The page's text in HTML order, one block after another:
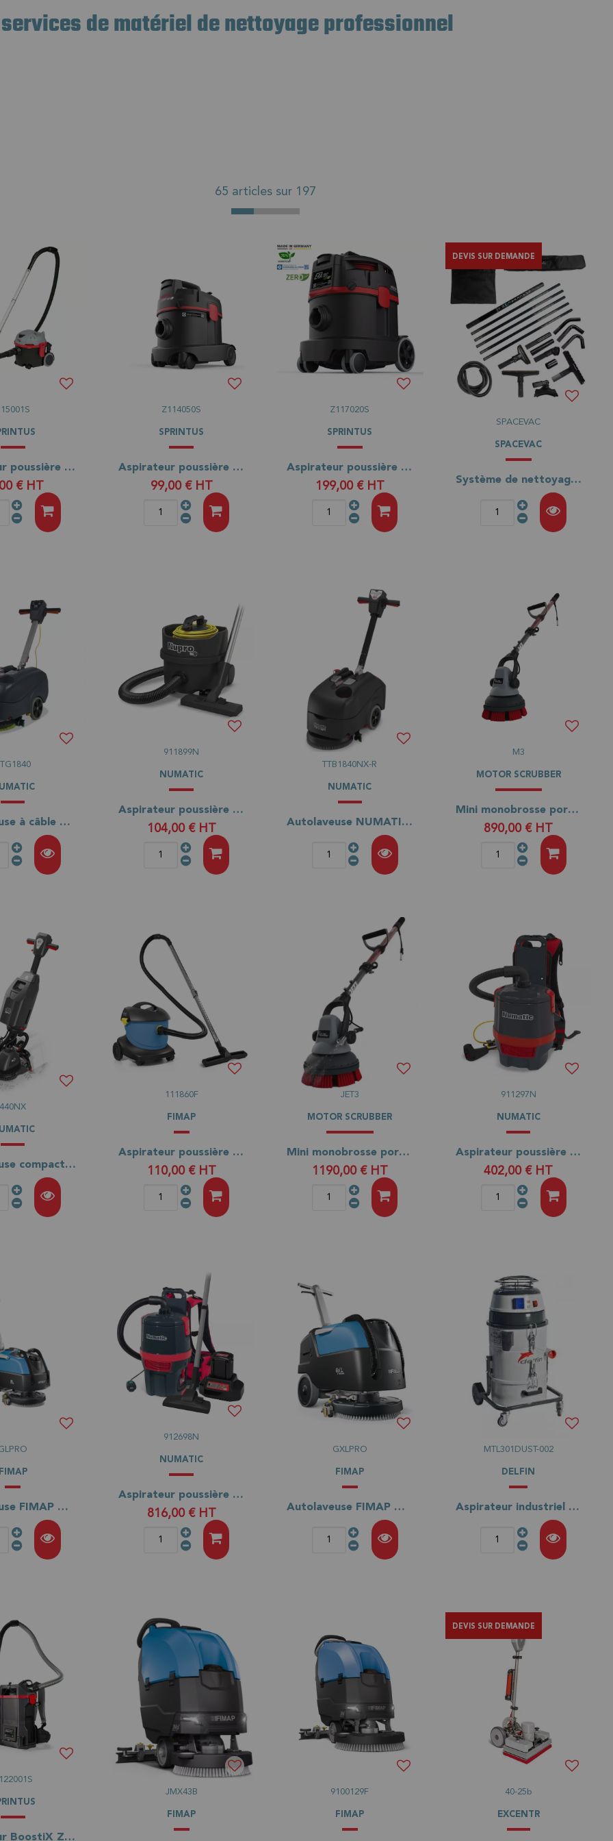
de matériel de nettoyage professionnel
65 articles sur 197
Aspirateur poussière ARES
€ HT
Z114050S
SPRINTUS
Aspirateur poussière FLOORY ZERO
99,00 € HT
Z117020S
SPRINTUS
Aspirateur poussière ERA TEC ZERO
199,00 € HT
DEVIS SUR DEMANDE
SPACEVAC
SPACEVAC
Système de nettoyage en hauteur SpaceVac SV38/CLASSIC
Autolaveuse à câble NUMATIC TTG 1840
911899N
NUMATIC
Aspirateur poussière NUPRO REFLO 180
104,00 € HT
TTB1840NX-R
NUMATIC
Autolaveuse NUMATIC TTB 1840 NX-R
M3
MOTOR SCRUBBER
Mini monobrosse portative M3
890,00 € HT
440NX
Autolaveuse compacte NUMATIC 440NX (anciennement 244NX-RC)
111860F
FIMAP
Aspirateur poussière FIMAP FV15.1
110,00 € HT
JET3
MOTOR SCRUBBER
Mini monobrosse portative Jet 3
1190,00 € HT
911297N
NUMATIC
Aspirateur poussière dorsal RSV 150 à câble
402,00 € HT
Autolaveuse FIMAP GL PRO
912698N
NUMATIC
Aspirateur poussière dorsal RSB 150 NX à batterie lithium
816,00 € HT
GXLPRO
FIMAP
Autolaveuse FIMAP GXL PRO
MTL301DUST-002
DELFIN
Aspirateur industriel DELFIN MISTRAL 301 DUSTOP monophasé
Aspirateur BoostiX ZERO à cable
JMX43B
FIMAP
9100129F
FIMAP
DEVIS SUR DEMANDE
40-25b
EXCENTR